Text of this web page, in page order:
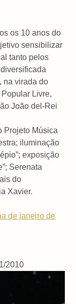
os 10 anos do
sensibilizar
tanto pelos
na virada do
Livre,
João del-Rei
Projeto Música
iluminação
exposição
Serenata
do
Xavier.
de janeiro de
2010